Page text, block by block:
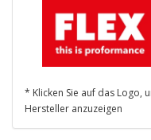
* Klicken Sie auf das Logo,
Hersteller anzuzeigen